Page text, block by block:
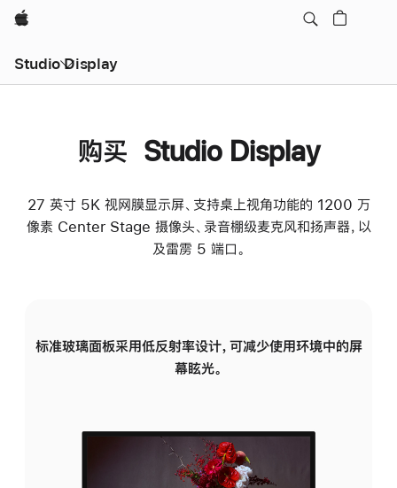
Apple
Studio Display
购买 Studio Display
27 英寸 5K 视网膜显示屏、支持桌上视角功能的 1200 万
像素 Center Stage 摄像头、录音棚级麦克风和扬声器，以
及雷雳 5 端口。
标准玻璃面板采用低反射率设计，可减少使用环境中的屏
幕眩光。